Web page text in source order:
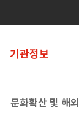
기관정보
문화확산 및 해